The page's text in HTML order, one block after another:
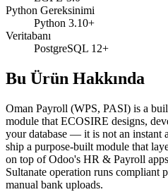
Python Gereksinimi
Python 3.10+
Veritabanı
PostgreSQL 12+
Bu Ürün Hakkında
Oman Payroll (WPS, PASI) is a
module that ECOSIRE designs,
your database — it is not an instant
ship a purpose-built module that
on top of Odoo's HR & Payroll
Sultanate operation runs compliant
manual bank uploads.